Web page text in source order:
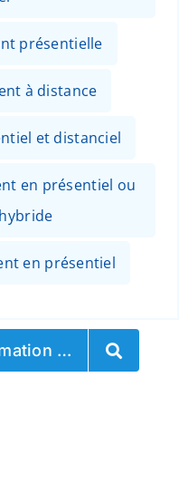
présentielle
à distance
et distanciel
en présentiel ou
en présentiel
…